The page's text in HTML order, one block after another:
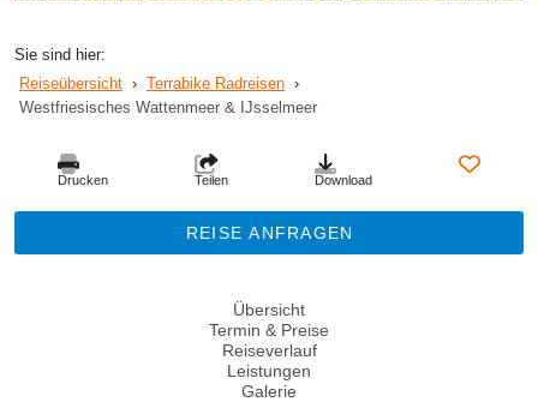
Sie sind hier:
Reiseübersicht › Terrabike Radreisen ›
Westfriesisches Wattenmeer & IJsselmeer
Drucken Teilen Download
Übersicht
Termin & Preise
Reiseverlauf
Leistungen
Galerie
REISE ANFRAGEN